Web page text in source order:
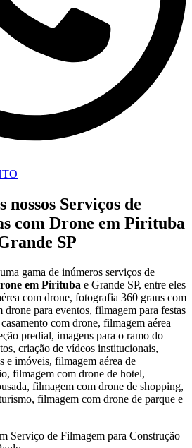
nossos Serviços de
com Drone em Pirituba
SP
gama de inúmeros serviços de
em Pirituba e Grande SP, entre eles
com drone, fotografia 360 graus com
para eventos, filmagem para festas
com drone, filmagem aérea
predial, imagens para o ramo do
criação de vídeos institucionais,
e imóveis, filmagem aérea de
filmagem com drone de hotel,
filmagem com drone de shopping,
filmagem com drone de parque e